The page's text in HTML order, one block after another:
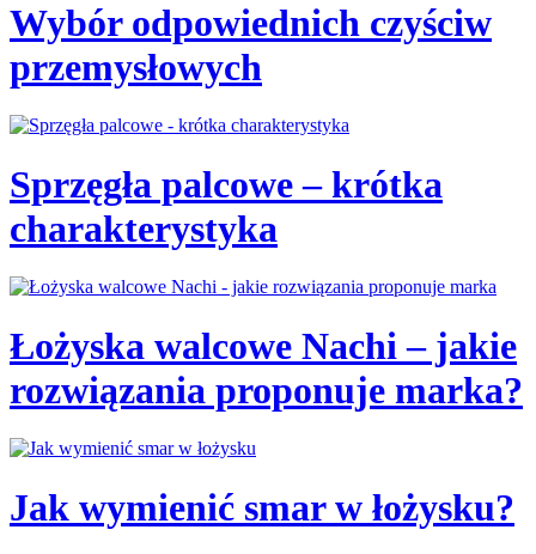
Wybór odpowiednich czyściw
przemysłowych
Sprzęgła palcowe – krótka
charakterystyka
Łożyska walcowe Nachi – jakie
rozwiązania proponuje marka?
Jak wymienić smar w łożysku?